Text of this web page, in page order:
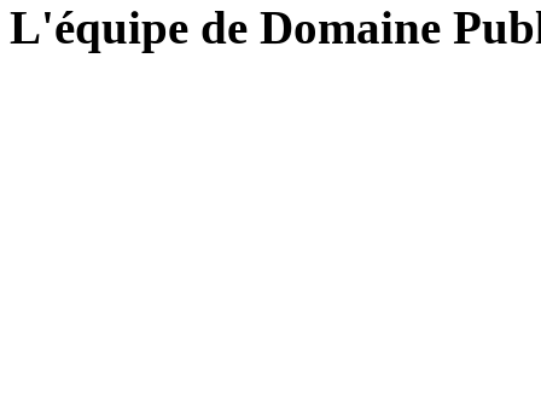
L'équipe de Domaine